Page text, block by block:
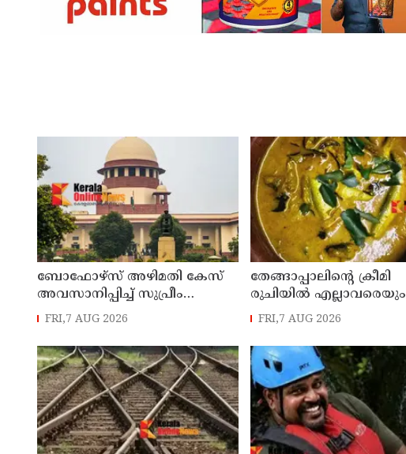
ബോഫോഴ്സ് അഴിമതി കേസ്
അവസാനിപ്പിച്ച് സുപ്രീം
കോടതി
FRI,7 AUG 2026
തേങ്ങാപ്പാലിന്റെ ക്രീമി
രുചിയിൽ എല്ലാവരെയും
കൊതിപ്പിക്കുന്ന കറി
FRI,7 AUG 2026